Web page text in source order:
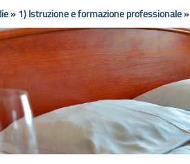
» 1) Istruzione e formazione professionale »